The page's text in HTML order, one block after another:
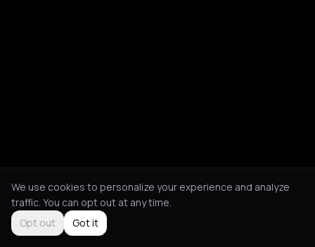
We use cookies to personalize your experience and analyze
traffic. You can opt out at any time.
Opt out
Got it